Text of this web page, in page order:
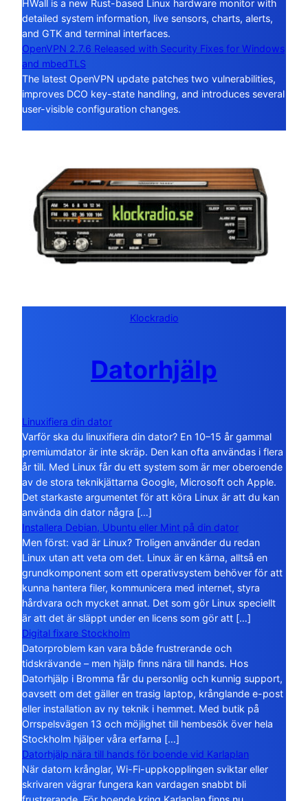
HWall is a new Rust-based Linux hardware monitor with
detailed system information, live sensors, charts, alerts,
and GTK and terminal interfaces.
OpenVPN 2.7.6 Released with Security Fixes for Windows
and mbedTLS
The latest OpenVPN update patches two vulnerabilities,
improves DCO key-state handling, and introduces several
user-visible configuration changes.
Klockradio
Datorhjälp
Linuxifiera din dator
Varför ska du linuxifiera din dator? En 10–15 år gammal
premiumdator är inte skräp. Den kan ofta användas i flera
år till. Med Linux får du ett system som är mer oberoende
av de stora teknikjättarna Google, Microsoft och Apple.
Det starkaste argumentet för att köra Linux är att du kan
använda din dator några […]
Installera Debian, Ubuntu eller Mint på din dator
Men först: vad är Linux? Troligen använder du redan
Linux utan att veta om det. Linux är en kärna, alltså en
grundkomponent som ett operativsystem behöver för att
kunna hantera filer, kommunicera med internet, styra
hårdvara och mycket annat. Det som gör Linux speciellt
är att det är släppt under en licens som gör att […]
Digital fixare Stockholm
Datorproblem kan vara både frustrerande och
tidskrävande – men hjälp finns nära till hands. Hos
Datorhjälp i Bromma får du personlig och kunnig support,
oavsett om det gäller en trasig laptop, krånglande e-post
eller installation av ny teknik i hemmet. Med butik på
Orrspelsvägen 13 och möjlighet till hembesök över hela
Stockholm hjälper våra erfarna […]
Datorhjälp nära till hands för boende vid Karlaplan
När datorn krånglar, Wi-Fi-uppkopplingen sviktar eller
skrivaren vägrar fungera kan vardagen snabbt bli